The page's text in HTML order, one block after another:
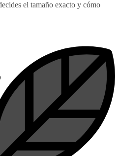
el tamaño exacto y cómo